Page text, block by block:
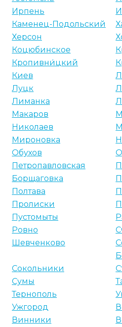
Ирпень
Каменец-Подольский
Херсон
Коцюбинское
Кропивни́цкий
Киев
Луцк
Лиманка
Макаров
Николаев
Мироновка
Обухов
Петропавловская
Борщаговка
Полтава
Пролиски
Пустомыты
Ровно
Шевченково
Сокольники
Сумы
Тернополь
Ужгород
Винники